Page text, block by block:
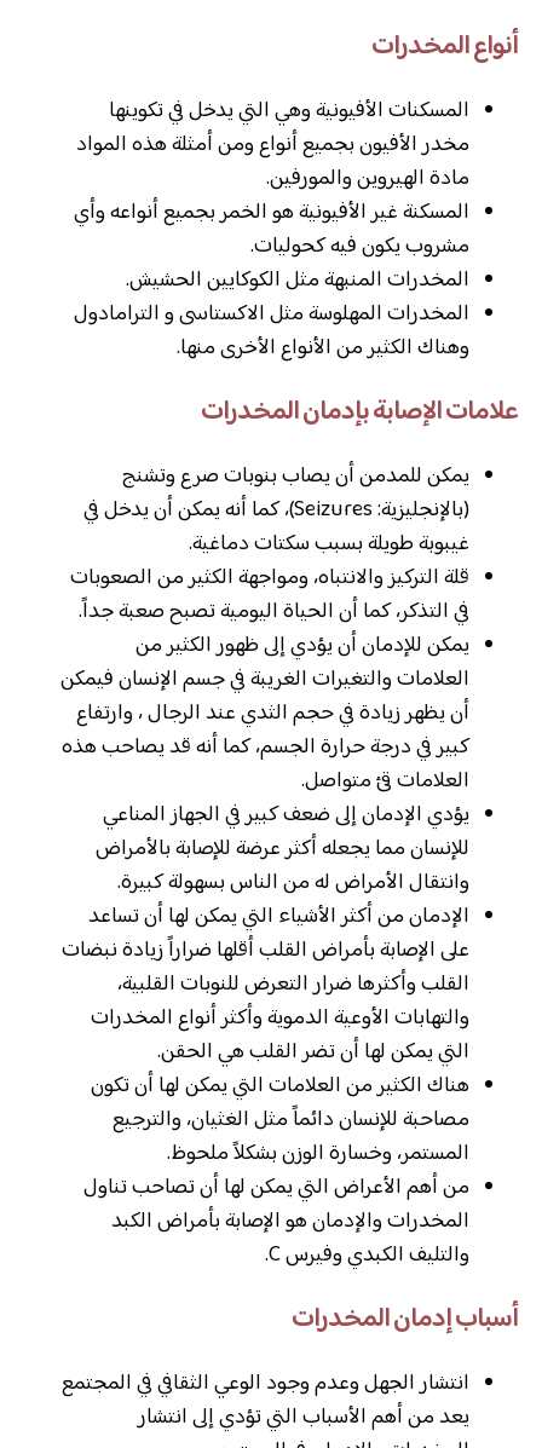
أنواع المخدرات
المسكنات الأفيونية وهي التي يدخل في تكوينها
مخدر الأفيون بجميع أنواع ومن أمثلة هذه المواد
مادة الهيروين والمورفين.
المسكنة غير الأفيونية هو الخمر بجميع أنواعه وأي
مشروب يكون فيه كحوليات.
المخدرات المنبهة مثل الكوكايين الحشيش.
المخدرات المهلوسة مثل الاكستاسى و الترامادول
وهناك الكثير من الأنواع الأخرى منها.
علامات الإصابة بإدمان المخدرات
يمكن للمدمن أن يصاب بنوبات صرع وتشنج
(بالإنجليزية: Seizures)، كما أنه يمكن أن يدخل في
غيبوبة طويلة بسبب سكتات دماغية.
قلة التركيز والانتباه، ومواجهة الكثير من الصعوبات
في التذكر، كما أن الحياة اليومية تصبح صعبة جداً.
يمكن للإدمان أن يؤدي إلى ظهور الكثير من
العلامات والتغيرات الغريبة في جسم الإنسان فيمكن
أن يظهر زيادة في حجم الثدي عند الرجال ، وارتفاع
كبير في درجة حرارة الجسم، كما أنه قد يصاحب هذه
العلامات قئ متواصل.
يؤدي الإدمان إلى ضعف كبير في الجهاز المناعي
للإنسان مما يجعله أكثر عرضة للإصابة بالأمراض
وانتقال الأمراض له من الناس بسهولة كبيرة.
الإدمان من أكثر الأشياء التي يمكن لها أن تساعد
على الإصابة بأمراض القلب أقلها ضراراً زيادة نبضات
القلب وأكثرها ضرار التعرض للنوبات القلبية،
والتهابات الأوعية الدموية وأكثر أنواع المخدرات
التي يمكن لها أن تضر القلب هي الحقن.
هناك الكثير من العلامات التي يمكن لها أن تكون
مصاحبة للإنسان دائماً مثل الغثيان، والترجيع
المستمر، وخسارة الوزن بشكلاً ملحوظ.
من أهم الأعراض التي يمكن لها أن تصاحب تناول
المخدرات والإدمان هو الإصابة بأمراض الكبد
والتليف الكبدي وفيرس C.
أسباب إدمان المخدرات
انتشار الجهل وعدم وجود الوعي الثقافي في المجتمع
يعد من أهم الأسباب التي تؤدي إلى انتشار